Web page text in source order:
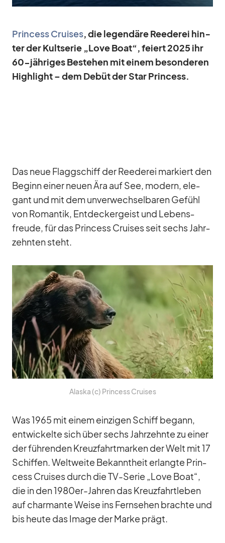
Prin­cess Crui­ses, die le­gen­däre Ree­de­rei hin­
ter der Kult­se­rie „Love Boat“, fei­ert 2025 ihr
60-jäh­ri­ges Be­stehen mit ei­nem be­son­de­ren
High­light – dem De­büt der Star Prin­cess.
Das neue Flagg­schiff der Ree­de­rei mar­kiert den
Be­ginn ei­ner neuen Ära auf See, mo­dern, ele­
gant und mit dem un­ver­wech­sel­ba­ren Ge­fühl
von Ro­man­tik, Ent­de­cker­geist und Le­bens­
freude, für das Prin­cess Crui­ses seit sechs Jahr­
zehn­ten steht.
Alaska (c) Prin­cess Crui­ses
Was 1965 mit ei­nem ein­zi­gen Schiff be­gann,
ent­wi­ckelte sich über sechs Jahr­zehnte zu ei­ner
der füh­ren­den Kreuz­fahrt­mar­ken der Welt mit 17
Schif­fen. Welt­weite Be­kannt­heit er­langte Prin­
cess Crui­ses durch die TV-Se­rie „Love Boat“,
die in den 1980er-Jah­ren das Kreuz­fahrt­le­ben
auf char­mante Weise ins Fern­se­hen brachte und
bis heute das Image der Marke prägt.